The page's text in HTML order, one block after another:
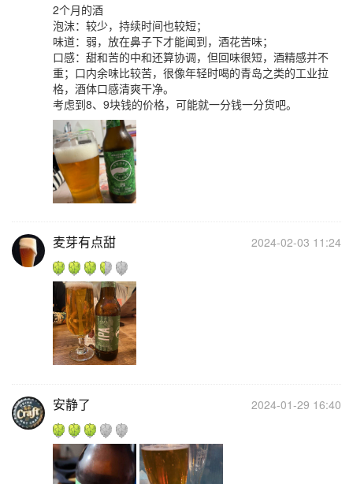
2个月的酒
泡沫：较少，持续时间也较短；
味道：弱，放在鼻子下才能闻到，酒花苦味；
口感：甜和苦的中和还算协调，但回味很短，酒精感并不
重；口内余味比较苦，很像年轻时喝的青岛之类的工业拉
格，酒体口感清爽干净。
考虑到8、9块钱的价格，可能就一分钱一分货吧。
麦芽有点甜 2024-02-03 11:24
安静了 2024-01-29 16:40